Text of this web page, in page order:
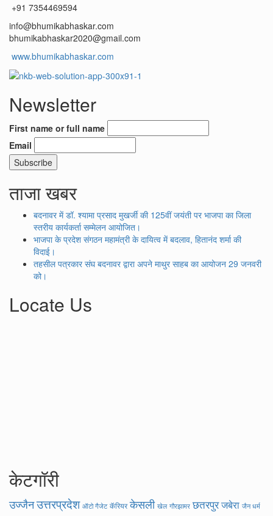
+91 7354469594
info@bhumikabhaskar.com
bhumikabhaskar2020@gmail.com
www.bhumikabhaskar.com
Newsletter
First name or full name
Email
ताजा खबर
बदनावर में डॉ. श्यामा प्रसाद मुखर्जी की 125वीं जयंती पर भाजपा का जिला
स्तरीय कार्यकर्ता सम्मेलन आयोजित।
भाजपा के प्रदेश संगठन महामंत्री के दायित्व में बदलाव, हितानंद शर्मा की
विदाई।
तहसील पत्रकार संघ बदनावर द्वारा अपने माथुर साहब का आयोजन 29 जनवरी
को।
Locate Us
केटगॉरी
उज्जैनउत्तरप्रदेश ऑटो गैजेट कॅरियर केसली खेल गौरझामर छतरपुरजबेरा जैन धर्म